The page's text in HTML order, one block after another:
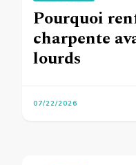
Pourquoi
charpente
lourds
07/22/2026